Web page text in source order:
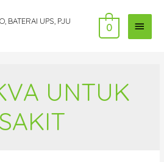
BATERAI UPS, PJU
MAIN
0
UNTUK